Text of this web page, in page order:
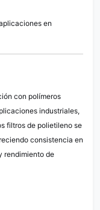
en
con polímeros
industriales,
filtros de polietileno se
consistencia en
rendimiento de